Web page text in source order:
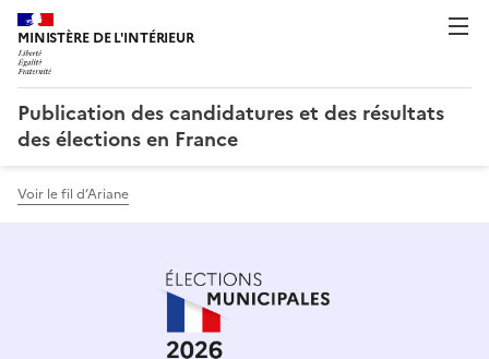
MINISTÈRE DE L'INTÉRIEUR
Publication des candidatures et des résultats
des élections en France
Voir le fil d’Ariane